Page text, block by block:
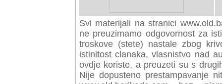
Svi materijali na stranici
preuzimamo odgovornost za
troskove (stete) nastale zbog
istinitost clanaka, vlasnistvo nad
ovdje koriste, a preuzeti su s
Nije dopusteno prestampavanje